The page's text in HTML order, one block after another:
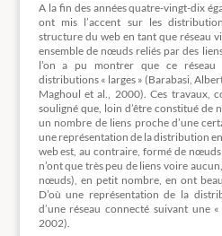
A la fin des années quatre-vingt-dix
ont mis l’accent sur les
structure du web en tant que réseau
ensemble de nœuds reliés par des
l’on a pu montrer que ce réseau
distributions « larges » (Barabasi,
Maghoul et al., 2000). Ces travaux,
souligné que, loin d’être constitué
un nombre de liens proche d’une
une représentation de la distribution
web est, au contraire, formé de
n’ont que très peu de liens voire
nœuds), en petit nombre, en ont
D’où une représentation de la
d’une réseau connecté suivant une
2002).